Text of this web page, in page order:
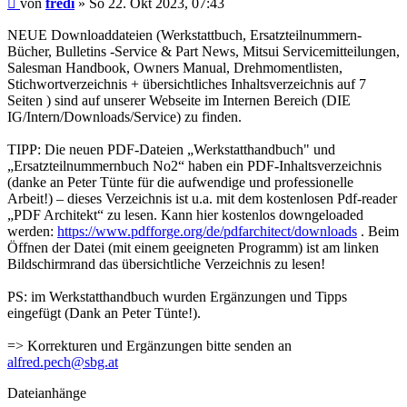
von fredi » So 22. Okt 2023, 07:43
NEUE Downloaddateien (Werkstattbuch, Ersatzteilnummern-
Bücher, Bulletins -Service & Part News, Mitsui Servicemitteilungen,
Salesman Handbook, Owners Manual, Drehmomentlisten,
Stichwortverzeichnis + übersichtliches Inhaltsverzeichnis auf 7
Seiten ) sind auf unserer Webseite im Internen Bereich (DIE
IG/Intern/Downloads/Service) zu finden.
TIPP: Die neuen PDF-Dateien „Werkstatthandbuch" und
„Ersatzteilnummernbuch No2“ haben ein PDF-Inhaltsverzeichnis
(danke an Peter Tünte für die aufwendige und professionelle
Arbeit!) – dieses Verzeichnis ist u.a. mit dem kostenlosen Pdf-reader
„PDF Architekt“ zu lesen. Kann hier kostenlos downgeloaded
werden: https://www.pdfforge.org/de/pdfarchitect/downloads . Beim
Öffnen der Datei (mit einem geeigneten Programm) ist am linken
Bildschirmrand das übersichtliche Verzeichnis zu lesen!
PS: im Werkstatthandbuch wurden Ergänzungen und Tipps
eingefügt (Dank an Peter Tünte!).
=> Korrekturen und Ergänzungen bitte senden an
alfred.pech@sbg.at
Dateianhänge